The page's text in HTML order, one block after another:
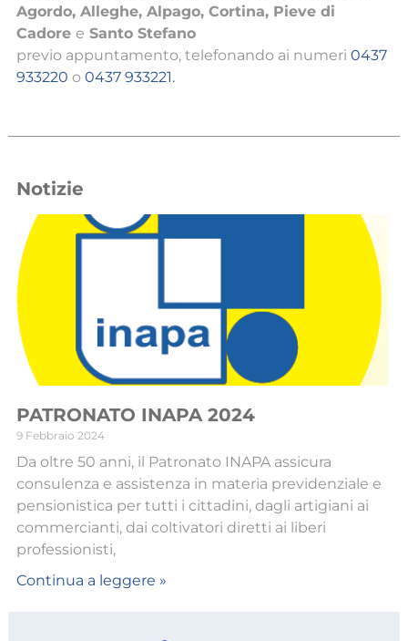
Agordo, Alleghe, Alpago, Cortina, Pieve di
Cadore e Santo Stefano
previo appuntamento, telefonando ai numeri 0437
933220 o 0437 933221.
Notizie
PATRONATO INAPA 2024
9 Febbraio 2024
Da oltre 50 anni, il Patronato INAPA assicura
consulenza e assistenza in materia previdenziale e
pensionistica per tutti i cittadini, dagli artigiani ai
commercianti, dai coltivatori diretti ai liberi
professionisti,
Continua a leggere »